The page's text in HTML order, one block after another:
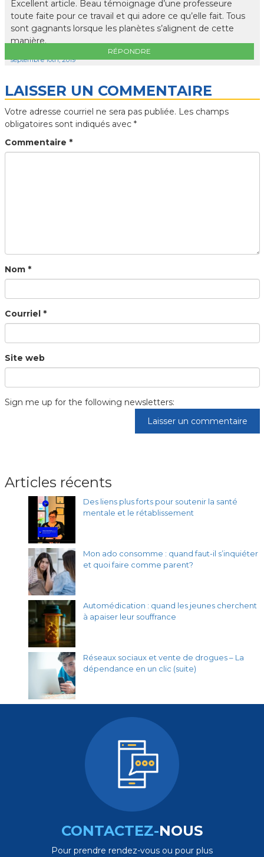
Excellent article. Beau témoignage d’une professeure
toute faite pour ce travail et qui adore ce qu’elle fait. Tous
sont gagnants lorsque les planètes s’alignent de cette
manière.
septembre 10th, 2019
RÉPONDRE
LAISSER UN COMMENTAIRE
Votre adresse courriel ne sera pas publiée. Les champs
obligatoires sont indiqués avec *
Commentaire *
Nom *
Courriel *
Site web
Sign me up for the following newsletters:
Articles récents
Des liens plus forts pour soutenir la santé
mentale et le rétablissement
Mon ado consomme : quand faut-il s’inquiéter
et quoi faire comme parent?
Automédication : quand les jeunes cherchent
à apaiser leur souffrance
Réseaux sociaux et vente de drogues – La
dépendance en un clic (suite)
CONTACTEZ-NOUS
Pour prendre rendez-vous ou pour plus